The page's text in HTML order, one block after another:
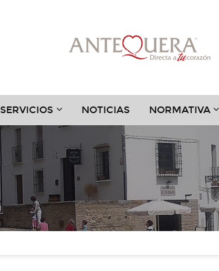
SERVICIOS???
NOTICIAS NORMATIVA???